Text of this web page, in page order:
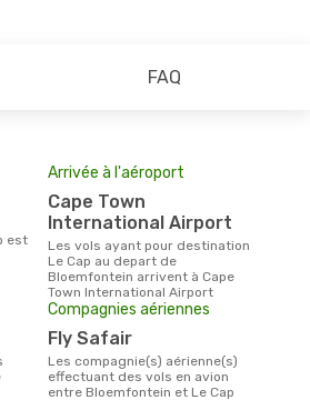
FAQ
est
Arrivée à l'aéroport
Cape Town
International Airport
Les vols ayant pour destination
Le Cap au depart de
Bloemfontein arrivent à Cape
Town International Airport
Compagnies aériennes
Fly Safair
Les compagnie(s) aérienne(s)
effectuant des vols en avion
entre Bloemfontein et Le Cap